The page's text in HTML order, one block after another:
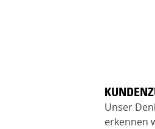
Unser
erkennen